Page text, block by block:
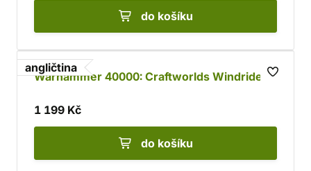
do košíku
angličtina
Warhammer 40000: Craftworlds Windriders
1 199 Kč
do košíku